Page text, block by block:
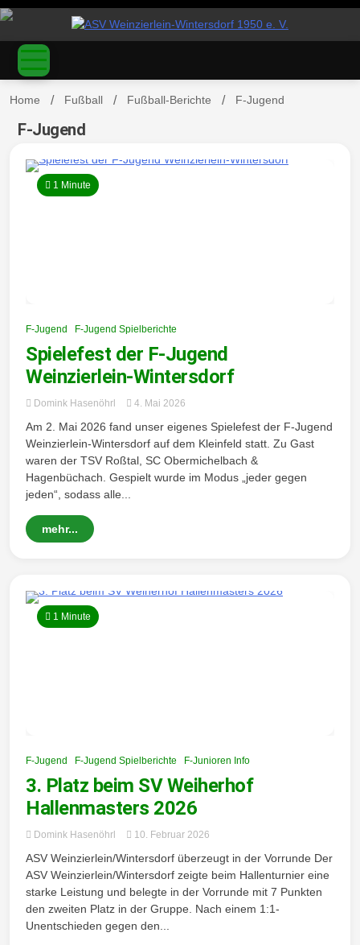
S
k
i
ASV
Weinzierl
Wintersd
orf 1950
e. V.
Home Fußball Fußball-Berichte F-Jugend
F-Jugend
1 Minute
F-Jugend F-Jugend Spielberichte
Spielefest der F-Jugend
Weinzierlein-Wintersdorf
Domink Hasenöhrl 4. Mai 2026
Am 2. Mai 2026 fand unser eigenes Spielefest der F-Jugend
Weinzierlein-Wintersdorf auf dem Kleinfeld statt. Zu Gast
waren der TSV Roßtal, SC Obermichelbach &
Hagenbüchach. Gespielt wurde im Modus „jeder gegen
jeden“, sodass alle...
mehr...
1 Minute
F-Jugend F-Jugend Spielberichte F-Junioren Info
3. Platz beim SV Weiherhof
Hallenmasters 2026
Domink Hasenöhrl 10. Februar 2026
ASV Weinzierlein/Wintersdorf überzeugt in der Vorrunde Der
ASV Weinzierlein/Wintersdorf zeigte beim Hallenturnier eine
starke Leistung und belegte in der Vorrunde mit 7 Punkten
den zweiten Platz in der Gruppe. Nach einem 1:1-
Unentschieden gegen den...